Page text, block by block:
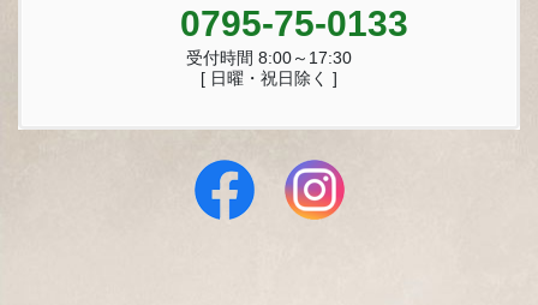
0795-75-0133
受付時間 8:00～17:30
[ 日曜・祝日除く ]